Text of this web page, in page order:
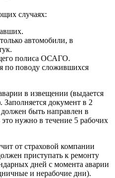
случаях:
автомобили, в
полиса ОСАГО.
по поводу сложившихся
в извещении (выдается
документ в 2
быть направлен в
нужно в течение 5 рабочих
от страховой компании
приступать к ремонту
дней с момента аварии
и нерабочие дни).